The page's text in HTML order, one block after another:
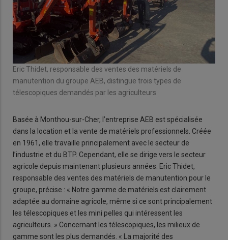
Eric Thidet, responsable des ventes des matériels de
manutention du groupe AEB, distingue trois types de
télescopiques demandés par les agriculteurs
Basée à Monthou-sur-Cher, l’entreprise AEB est spécialisée
dans la location et la vente de matériels professionnels. Créée
en 1961, elle travaille principalement avec le secteur de
l’industrie et du BTP. Cependant, elle se dirige vers le secteur
agricole depuis maintenant plusieurs années. Eric Thidet,
responsable des ventes des matériels de manutention pour le
groupe, précise : « Notre gamme de matériels est clairement
adaptée au domaine agricole, même si ce sont principalement
les télescopiques et les mini pelles qui intéressent les
agriculteurs. » Concernant les télescopiques, les milieux de
gamme sont les plus demandés. « La majorité des